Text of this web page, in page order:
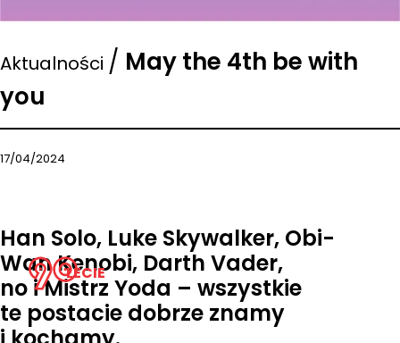
LECIE
Aktualności / May the 4th be with
you
17/04/2024
Han Solo, Luke Skywalker, Obi-
Wan Kenobi, Darth Vader,
no i Mistrz Yoda – wszystkie
te postacie dobrze znamy